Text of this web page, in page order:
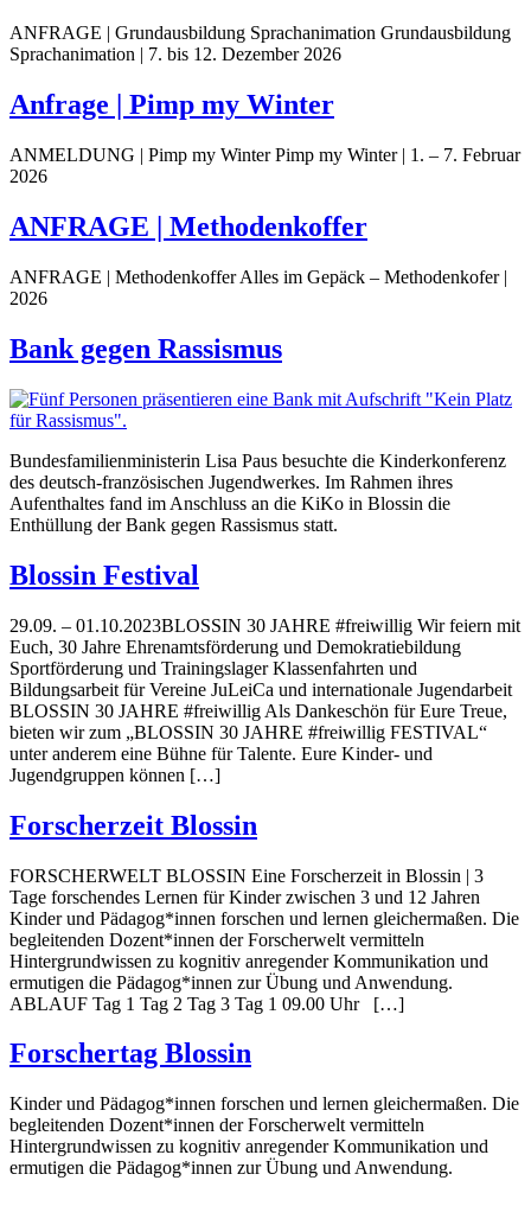
ANFRAGE | Grundausbildung Sprachanimation Grundausbildung
Sprachanimation | 7. bis 12. Dezember 2026
Anfrage | Pimp my Winter
ANMELDUNG | Pimp my Winter Pimp my Winter | 1. – 7. Februar
2026
ANFRAGE | Methodenkoffer
ANFRAGE | Methodenkoffer Alles im Gepäck – Methodenkofer |
2026
Bank gegen Rassismus
Bundesfamilienministerin Lisa Paus besuchte die Kinderkonferenz
des deutsch-französischen Jugendwerkes. Im Rahmen ihres
Aufenthaltes fand im Anschluss an die KiKo in Blossin die
Enthüllung der Bank gegen Rassismus statt.
Blossin Festival
29.09. – 01.10.2023BLOSSIN 30 JAHRE #freiwillig Wir feiern mit
Euch, 30 Jahre Ehrenamtsförderung und Demokratiebildung
Sportförderung und Trainingslager Klassenfahrten und
Bildungsarbeit für Vereine JuLeiCa und internationale Jugendarbeit
BLOSSIN 30 JAHRE #freiwillig Als Dankeschön für Eure Treue,
bieten wir zum „BLOSSIN 30 JAHRE #freiwillig FESTIVAL“
unter anderem eine Bühne für Talente. Eure Kinder- und
Jugendgruppen können […]
Forscherzeit Blossin
FORSCHERWELT BLOSSIN Eine Forscherzeit in Blossin | 3
Tage forschendes Lernen für Kinder zwischen 3 und 12 Jahren
Kinder und Pädagog*innen forschen und lernen gleichermaßen. Die
begleitenden Dozent*innen der Forscherwelt vermitteln
Hintergrundwissen zu kognitiv anregender Kommunikation und
ermutigen die Pädagog*innen zur Übung und Anwendung.
ABLAUF Tag 1 Tag 2 Tag 3 Tag 1 09.00 Uhr […]
Forschertag Blossin
Kinder und Pädagog*innen forschen und lernen gleichermaßen. Die
begleitenden Dozent*innen der Forscherwelt vermitteln
Hintergrundwissen zu kognitiv anregender Kommunikation und
ermutigen die Pädagog*innen zur Übung und Anwendung.